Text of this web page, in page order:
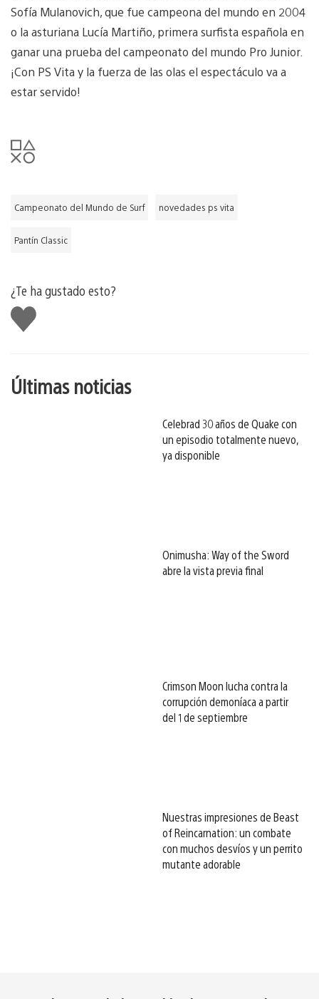
Sofía Mulanovich, que fue campeona del mundo en 2004
o la asturiana Lucía Martiño, primera surfista española en
ganar una prueba del campeonato del mundo Pro Junior.
¡Con PS Vita y la fuerza de las olas el espectáculo va a
estar servido!
Campeonato del Mundo de Surf novedades ps vita
Pantín Classic
¿Te ha gustado esto?
Me
gusta
Últimas noticias
Celebrad 30 años de Quake con
un episodio totalmente nuevo,
ya disponible
Onimusha: Way of the Sword
abre la vista previa final
Crimson Moon lucha contra la
corrupción demoníaca a partir
del 1 de septiembre
Nuestras impresiones de Beast
of Reincarnation: un combate
con muchos desvíos y un perrito
mutante adorable